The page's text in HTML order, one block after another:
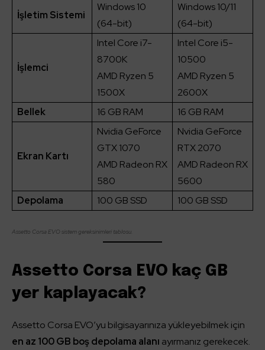
İşletim Sistemi
Windows 10
(64-bit)
Windows 10/11
(64-bit)
İşlemci
Intel Core i7-
8700K
AMD Ryzen 5
1500X
Intel Core i5-
10500
AMD Ryzen 5
2600X
Bellek
16 GB RAM 16 GB RAM
Ekran Kartı
Nvidia GeForce
GTX 1070
AMD Radeon RX
580
Nvidia GeForce
RTX 2070
AMD Radeon RX
5600
Depolama
100 GB SSD 100 GB SSD
Assetto Corsa EVO sistem gereksinimleri tablosu.
Assetto Corsa EVO kaç GB
yer kaplayacak?
Assetto Corsa EVO’yu bilgisayarınıza yükleyebilmek için
en az 100 GB boş depolama alanı ayırmanız gerekecek.